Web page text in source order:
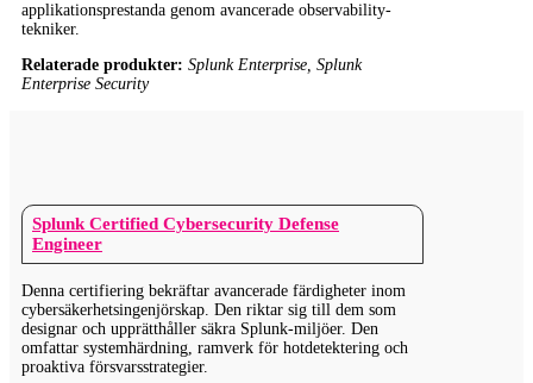
applikationsprestanda genom avancerade observability-
tekniker.
Relaterade produkter: Splunk Enterprise, Splunk
Enterprise Security
Splunk Certified Cybersecurity Defense
Engineer
Denna certifiering bekräftar avancerade färdigheter inom
cybersäkerhetsingenjörskap. Den riktar sig till dem som
designar och upprätthåller säkra Splunk-miljöer. Den
omfattar systemhärdning, ramverk för hotdetektering och
proaktiva försvarsstrategier.